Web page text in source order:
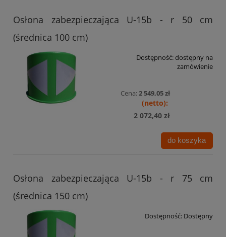
Osłona zabezpieczająca U-15b - r 50 cm
(średnica 100 cm)
Dostępność:dostępny na
zamówienie
Cena:2 549,05 zł
2 072,40 zł
do koszyka
Osłona zabezpieczająca U-15b - r 75 cm
(średnica 150 cm)
Dostępność: Dostępny